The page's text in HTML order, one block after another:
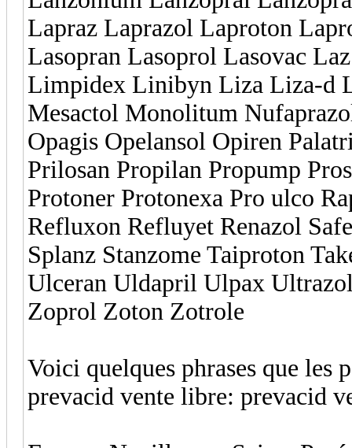
Lapraz Laprazol Laproton
Lasopran Lasoprol Lasovac
Limpidex Linibyn Liza Liza-d
Mesactol Monolitum
Opagis Opelansol Opiren
Prilosan Propilan Propump
Protoner Protonexa Pro ulco
Refluxon Refluyet Renazol
Splanz Stanzome Taiproton
Ulceran Uldapril Ulpax
Zoprol Zoton Zotrole
Voici quelques phrases que les
prevacid vente libre: prevacid